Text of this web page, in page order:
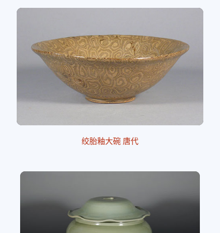
绞胎釉大碗 唐代